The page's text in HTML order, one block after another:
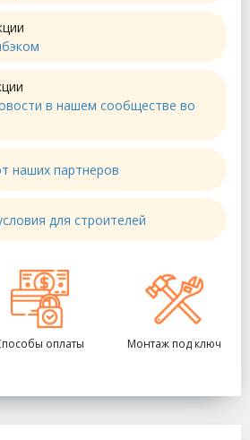
в нашем сообществе во
наших партнеров
для строителей
оплаты Монтаж под ключ